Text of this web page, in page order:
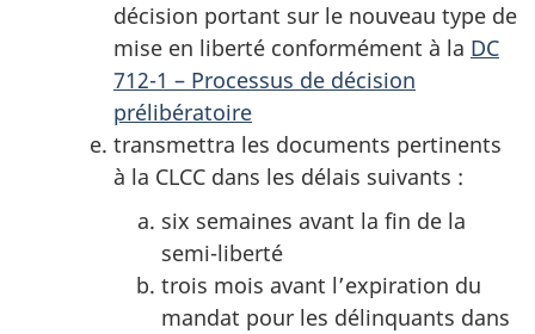
décision portant sur le nouveau type de
mise en liberté conformément à la DC
712-1 – Processus de décision
prélibératoire
transmettra les documents pertinents
à la CLCC dans les délais suivants :
six semaines avant la fin de la
semi-liberté
trois mois avant l’expiration du
mandat pour les délinquants dans